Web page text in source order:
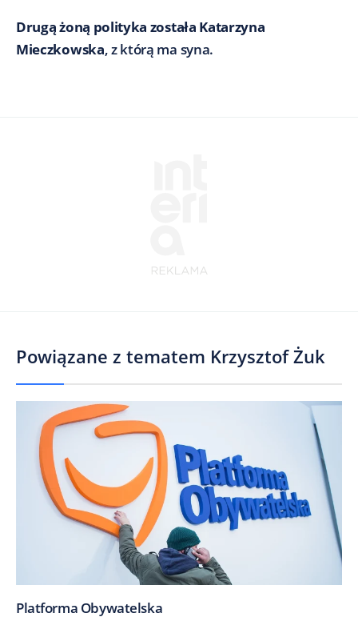
Drugą żoną polityka została Katarzyna
Mieczkowska, z którą ma syna.
Powiązane z tematem Krzysztof Żuk
Platforma Obywatelska